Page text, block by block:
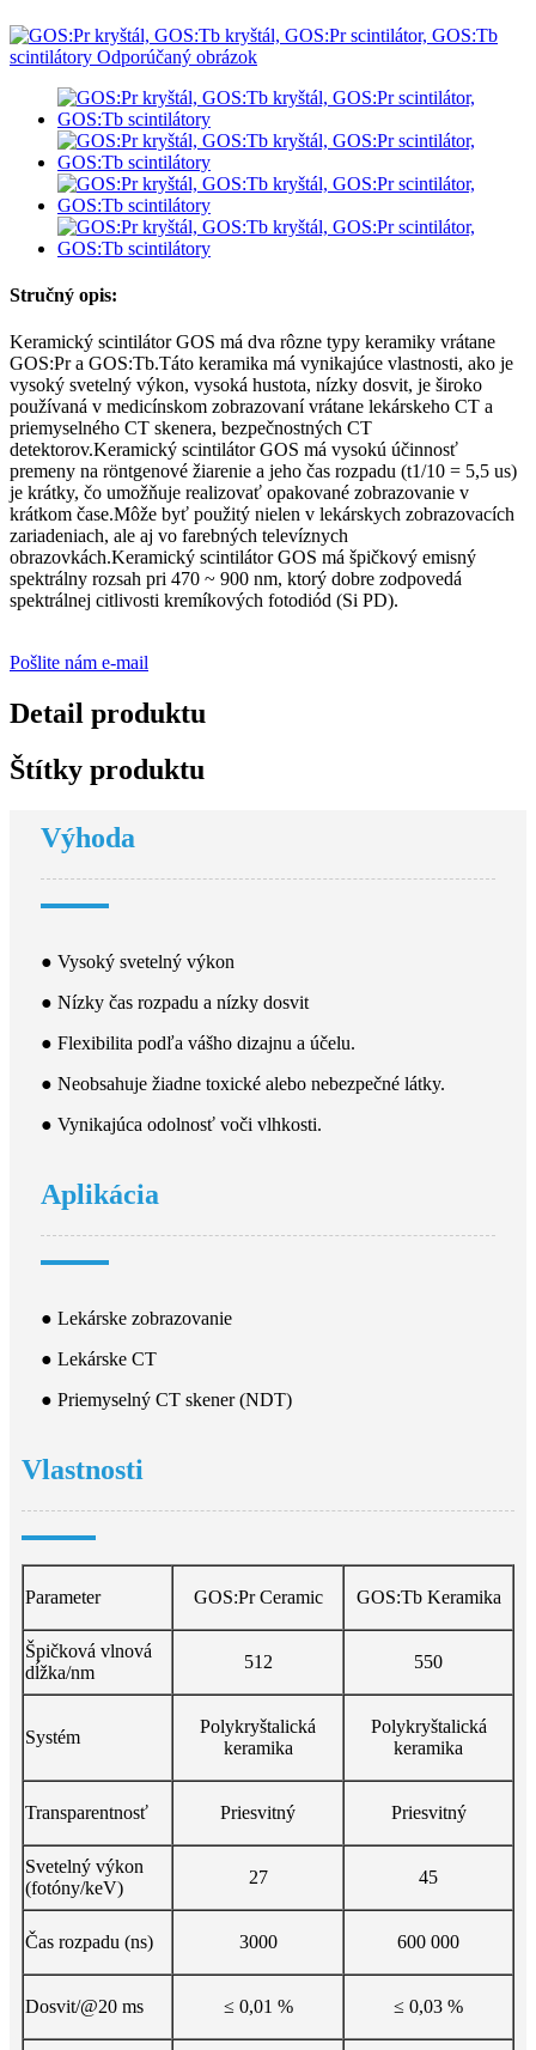
Stručný opis:
Keramický scintilátor GOS má dva rôzne typy keramiky vrátane
GOS:Pr a GOS:Tb.Táto keramika má vynikajúce vlastnosti, ako je
vysoký svetelný výkon, vysoká hustota, nízky dosvit, je široko
používaná v medicínskom zobrazovaní vrátane lekárskeho CT a
priemyselného CT skenera, bezpečnostných CT
detektorov.Keramický scintilátor GOS má vysokú účinnosť
premeny na röntgenové žiarenie a jeho čas rozpadu (t1/10 = 5,5 us)
je krátky, čo umožňuje realizovať opakované zobrazovanie v
krátkom čase.Môže byť použitý nielen v lekárskych zobrazovacích
zariadeniach, ale aj vo farebných televíznych
obrazovkách.Keramický scintilátor GOS má špičkový emisný
spektrálny rozsah pri 470 ~ 900 nm, ktorý dobre zodpovedá
spektrálnej citlivosti kremíkových fotodiód (Si PD).
Pošlite nám e-mail
Detail produktu
Štítky produktu
Výhoda
● Vysoký svetelný výkon
● Nízky čas rozpadu a nízky dosvit
● Flexibilita podľa vášho dizajnu a účelu.
● Neobsahuje žiadne toxické alebo nebezpečné látky.
● Vynikajúca odolnosť voči vlhkosti.
Aplikácia
● Lekárske zobrazovanie
● Lekárske CT
● Priemyselný CT skener (NDT)
Vlastnosti
Parameter GOS:Pr Ceramic GOS:Tb Keramika
Špičková vlnová
dĺžka/nm
512 550
Systém
Polykryštalická
keramika
Polykryštalická
keramika
Transparentnosť Priesvitný Priesvitný
Svetelný výkon
(fotóny/keV)
27 45
Čas rozpadu (ns) 3000 600 000
Dosvit/@20 ms ≤ 0,01 % ≤ 0,03 %